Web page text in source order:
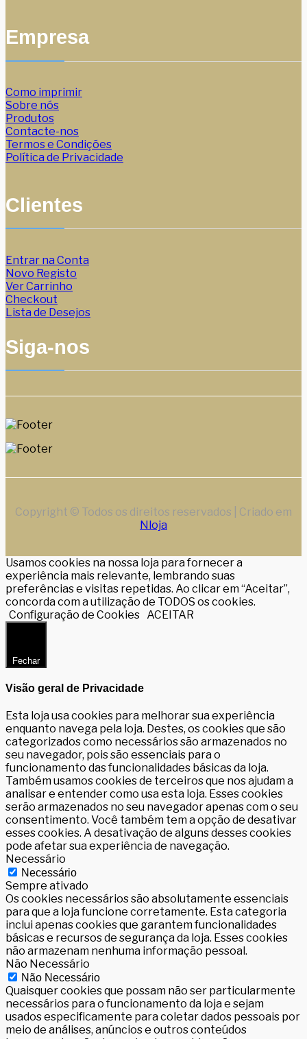
Empresa
Como imprimir
Sobre nós
Produtos
Contacte-nos
Termos e Condições
Política de Privacidade
Clientes
Entrar na Conta
Novo Registo
Ver Carrinho
Checkout
Lista de Desejos
Siga-nos
Copyright © Todos os direitos reservados | Criado em
Nloja
Usamos cookies na nossa loja para fornecer a
experiência mais relevante, lembrando suas
preferências e visitas repetidas. Ao clicar em “Aceitar”,
concorda com a utilização de TODOS os cookies.
Configuração de Cookies ACEITAR
Fechar
Visão geral de Privacidade
Esta loja usa cookies para melhorar sua experiência
enquanto navega pela loja. Destes, os cookies que são
categorizados como necessários são armazenados no
seu navegador, pois são essenciais para o
funcionamento das funcionalidades básicas da loja.
Também usamos cookies de terceiros que nos ajudam a
analisar e entender como usa esta loja. Esses cookies
serão armazenados no seu navegador apenas com o seu
consentimento. Você também tem a opção de desativar
esses cookies. A desativação de alguns desses cookies
pode afetar sua experiência de navegação.
Necessário
Necessário
Sempre ativado
Os cookies necessários são absolutamente essenciais
para que a loja funcione corretamente. Esta categoria
inclui apenas cookies que garantem funcionalidades
básicas e recursos de segurança da loja. Esses cookies
não armazenam nenhuma informação pessoal.
Não Necessário
Não Necessário
Quaisquer cookies que possam não ser particularmente
necessários para o funcionamento da loja e sejam
usados especificamente para coletar dados pessoais por
meio de análises, anúncios e outros conteúdos